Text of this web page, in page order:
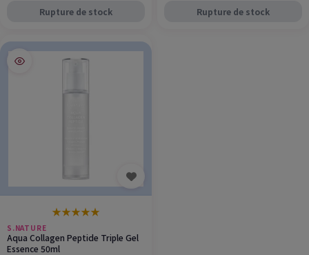
Rupture de stock
Rupture de stock
★★★★★
S.NATURE
Aqua Collagen Peptide Triple Gel
Essence 50ml